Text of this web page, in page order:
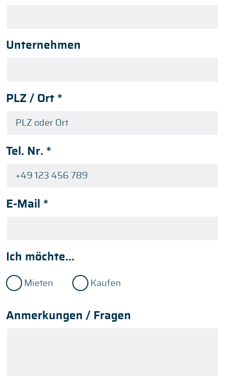
Unternehmen
PLZ / Ort *
Tel. Nr. *
E-Mail *
Ich möchte...
Mieten Kaufen
Anmerkungen / Fragen